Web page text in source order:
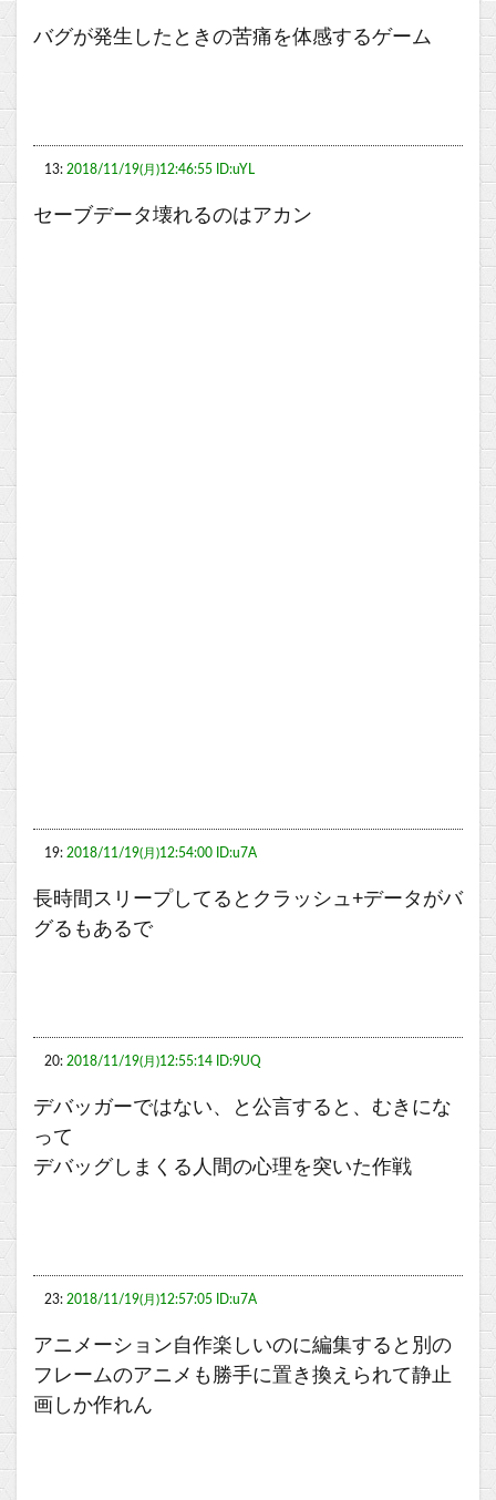
バグが発生したときの苦痛を体感するゲーム
13: 2018/11/19(月)12:46:55 ID:uYL
セーブデータ壊れるのはアカン
19: 2018/11/19(月)12:54:00 ID:u7A
長時間スリープしてるとクラッシュ+データがバ
グるもあるで
20: 2018/11/19(月)12:55:14 ID:9UQ
デバッガーではない、と公言すると、むきにな
って
デバッグしまくる人間の心理を突いた作戦
23: 2018/11/19(月)12:57:05 ID:u7A
アニメーション自作楽しいのに編集すると別の
フレームのアニメも勝手に置き換えられて静止
画しか作れん